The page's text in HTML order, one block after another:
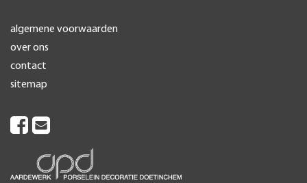
algemene voorwaarden
over ons
contact
sitemap